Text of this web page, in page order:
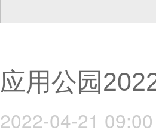
应用公园
2022-04-21 09:00